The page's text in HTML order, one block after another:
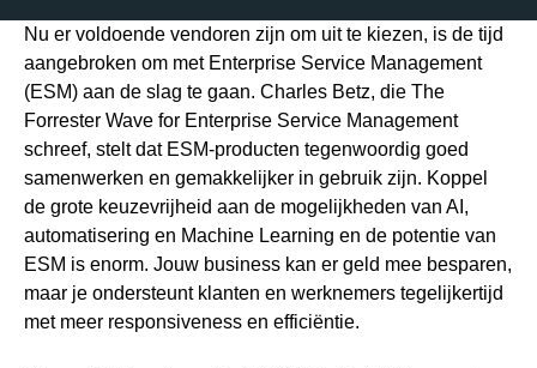
Nu er voldoende vendoren zijn om uit te kiezen, is de tijd
aangebroken om met Enterprise Service Management
(ESM) aan de slag te gaan. Charles Betz, die The
Forrester Wave for Enterprise Service Management
schreef, stelt dat ESM-producten tegenwoordig goed
samenwerken en gemakkelijker in gebruik zijn. Koppel
de grote keuzevrijheid aan de mogelijkheden van AI,
automatisering en Machine Learning en de potentie van
ESM is enorm. Jouw business kan er geld mee besparen,
maar je ondersteunt klanten en werknemers tegelijkertijd
met meer responsiveness en efficiëntie.